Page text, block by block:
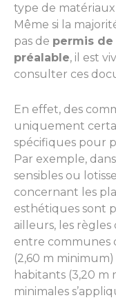
type de
Même si la
pas de permis
préalable, il est
consulter ces
En effet, des
uniquement
spécifiques pour
Par exemple,
sensibles ou
concernant les
esthétiques sont
ailleurs, les
entre communes
(2,60 m
habitants (3,20 m
minimales